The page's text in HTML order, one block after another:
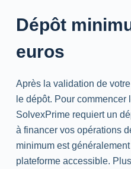
Dépôt
euros
Après la validation de
le dépôt. Pour commencer
SolvexPrime requiert un
à financer vos opérations
minimum est
plateforme accessible.